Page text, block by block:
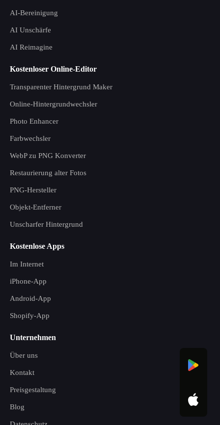
AI-Bereinigung
AI Unschärfe
AI Reimagine
Kostenloser Online-Editor
Transparenter Hintergrund Maker
Online-Hintergrundwechsler
Photo Enhancer
Farbwechsler
WebP zu PNG Konverter
Restaurierung alter Fotos
PNG-Hersteller
Objekt-Entferner
Unscharfer Hintergrund
Kostenlose Apps
Im Internet
iPhone-App
Android-App
Shopify-App
Unternehmen
Über uns
Kontakt
Preisgestaltung
Blog